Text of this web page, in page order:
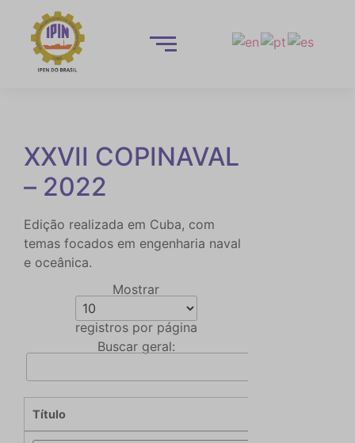
XXVII COPINAVAL
– 2022
Edição realizada em Cuba, com
temas focados em engenharia naval
e oceânica.
Mostrar
registros por página
Buscar geral:
Título